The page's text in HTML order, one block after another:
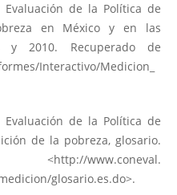
Evaluación de la Política de
en México y en las
y 2010. Recuperado de
Interactivo/Medicion_
Evaluación de la Política de
de la pobreza, glosario.
<http://www.coneval.
glosario.es.do>.